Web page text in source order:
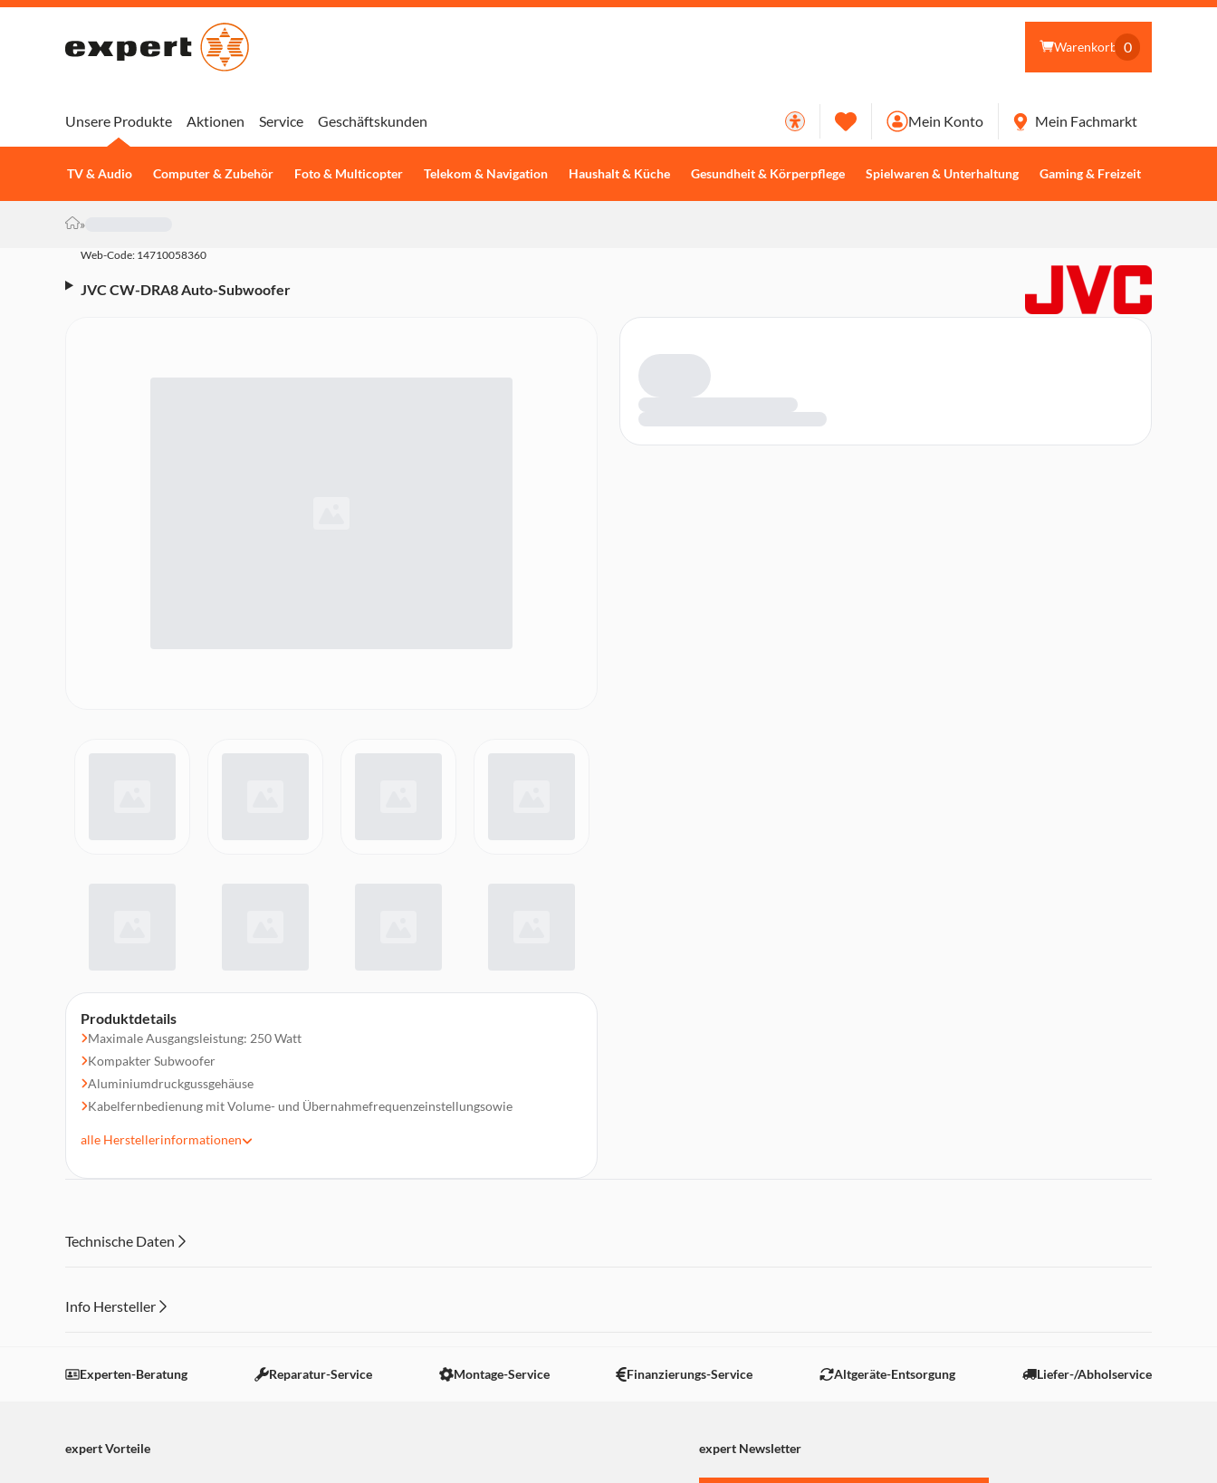
Warenkorb 0
Unsere Produkte
TV & Audio Computer & Zubehör Foto & Multicopter Telekom & Navigation Haushalt & Küche Gesundheit & Körperpflege Spielwaren & Unterhaltung Gaming & Freizeit
Aktionen Service Geschäftskunden Mein Konto Mein Fachmarkt
»
Web-Code: 14710058360
JVC CW-DRA8 Auto-Subwoofer
Produktdetails
Maximale Ausgangsleistung: 250 Watt
Kompakter Subwoofer
Aluminiumdruckgussgehäuse
Kabelfernbedienung mit Volume- und Übernahmefrequenzeinstellungsowie
Max Leistung 250W
alle Herstellerinformationen
Technische Daten
Info Hersteller
Einstellungen anpassen
Experten-Beratung Reparatur-Service Montage-Service Finanzierungs-Service Altgeräte-Entsorgung Liefer-/Abholservice
expert Vorteile expert Newsletter